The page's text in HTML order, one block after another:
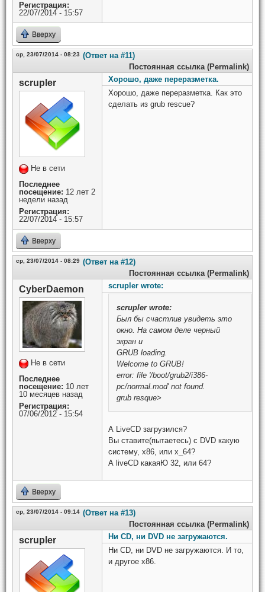
Регистрация:
22/07/2014 - 15:57
Вверху
ср, 23/07/2014 - 08:23 (Ответ на #11)
Постоянная ссылка (Permalink)
scrupler
Не в сети
Последнее
посещение: 12 лет 2
недели назад
Регистрация:
22/07/2014 - 15:57
Хорошо, даже переразметка.
Хорошо, даже переразметка. Как это
сделать из grub rescue?
Вверху
ср, 23/07/2014 - 08:29 (Ответ на #12)
Постоянная ссылка (Permalink)
CyberDaemon
Не в сети
Последнее
посещение: 10 лет
10 месяцев назад
Регистрация:
07/06/2012 - 15:54
scrupler wrote:
scruplerwrote:
Был бы счастлив увидеть это
окно. На самом деле черный
экран и
GRUB loading.
Welcome to GRUB!
error: file '/boot/grub2/i386-
pc/normal.mod' not found.
grub resque>
А LiveCD загрузился?
Вы ставите(пытаетесь) с DVD какую
систему, x86, или x_64?
А liveCD какаяЮ 32, или 64?
Вверху
ср, 23/07/2014 - 09:14 (Ответ на #13)
Постоянная ссылка (Permalink)
scrupler
Ни CD, ни DVD не загружаются.
Ни CD, ни DVD не загружаются. И то,
и другое х86.